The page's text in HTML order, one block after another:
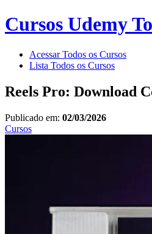
Cursos Udemy
Acessar Todos os Cursos
Lista Todos os Cursos
Reels Pro: Download
Publicado em: 02/03/2026
Cursos